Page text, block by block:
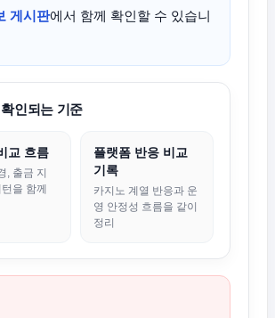
게시판에서 함께 확인할 수 있습니
인되는 기준
교 흐름
, 출금 지
을 함께
플랫폼 반응 비교
기록
카지노 계열 반응과 운
영 안정성 흐름을 같이
정리